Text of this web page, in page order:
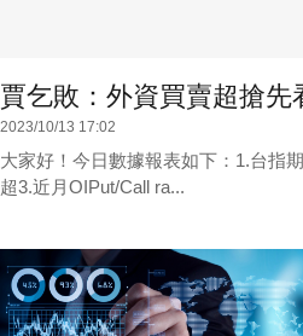
賈乞敗：外資買賣超搶先
2023/10/13 17:02
大家好！今日數據報表如下：1.台指
超3.近月OIPut/Call ra...